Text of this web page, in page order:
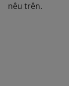
nêu trên.